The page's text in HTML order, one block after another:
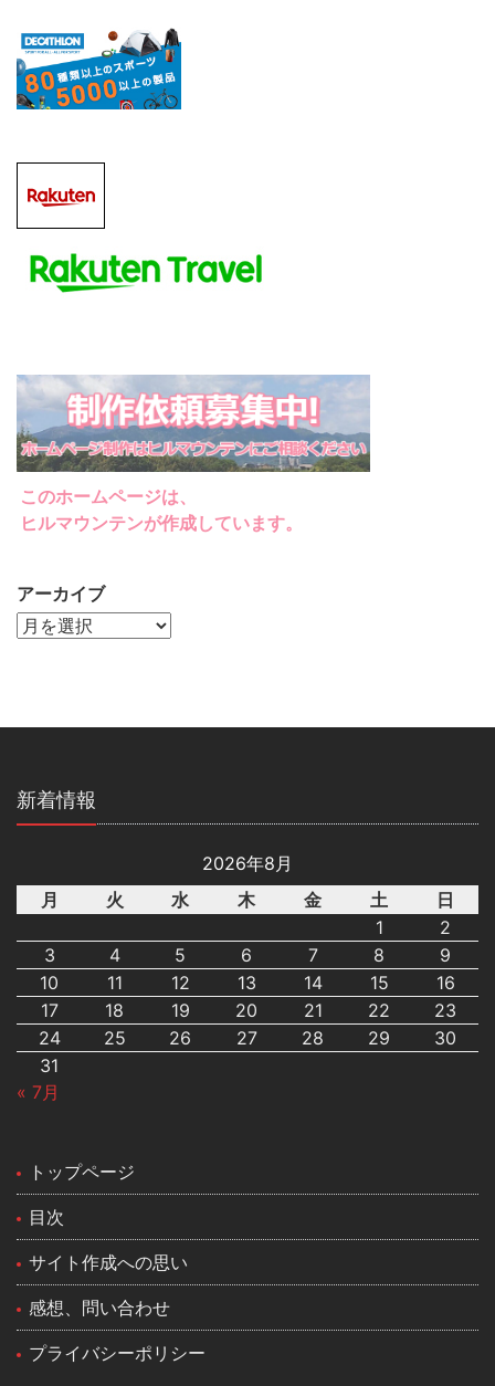
このホームページは、
ヒルマウンテンが作成しています。
アーカイブ
新着情報
2026年8月
月
火 水 木 金 土
日
1
2
3
4 5 6 7 8
9
10
11 12 13 14 15
16
17
18 19 20 21 22
23
24
25 26 27 28 29
30
31
« 7月
トップページ
目次
サイト作成への思い
感想、問い合わせ
プライバシーポリシー